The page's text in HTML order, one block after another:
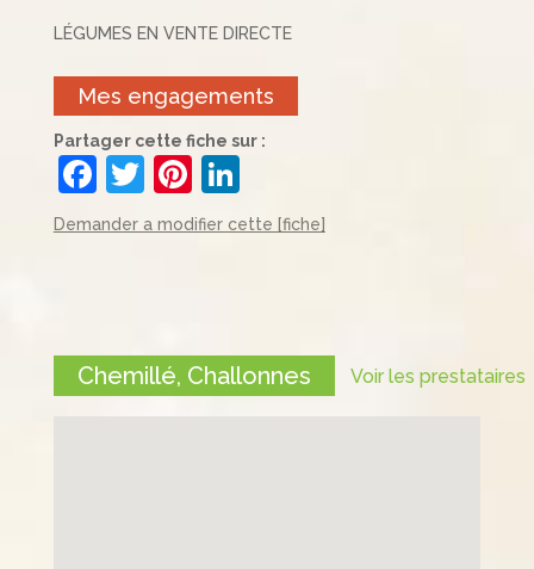
LÉGUMES EN VENTE DIRECTE
Mes engagements
Partager cette fiche sur :
F
a
o
o
T
w
Pi
nt
Li
n
n
Demander a modifier cette [fiche]
Chemillé, Challonnes Voir les prestataires